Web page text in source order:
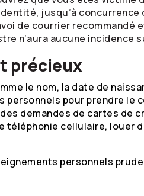
jusqu’à concurrence
de courrier recommandé
n’aura aucune incidence
précieux
le nom, la date de
pour prendre le
demandes de cartes
téléphonie cellulaire, louer
personnels